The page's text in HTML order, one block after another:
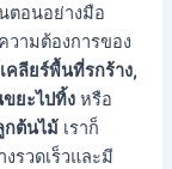
ตอนอย่างมือ
ามต้องการของ
คลียร์พื้นที่รกร้าง,
ยะไปทิ้ง หรือ
กต้นไม้ เราก็
รวดเร็วและมี